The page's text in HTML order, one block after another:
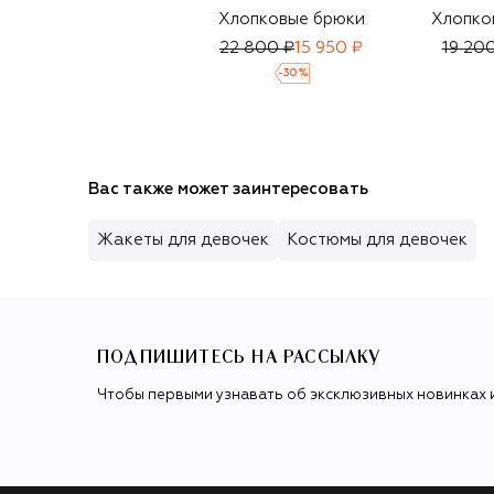
Хлопковые брюки
22 800 ₽15 950 ₽
-30 %
19
Вас также может заинтересовать
Жакеты для девочек Костюмы для девочек
ПОДПИШИТЕСЬ НА РАССЫЛКУ
Чтобы первыми узнавать об эксклюзивных новинках